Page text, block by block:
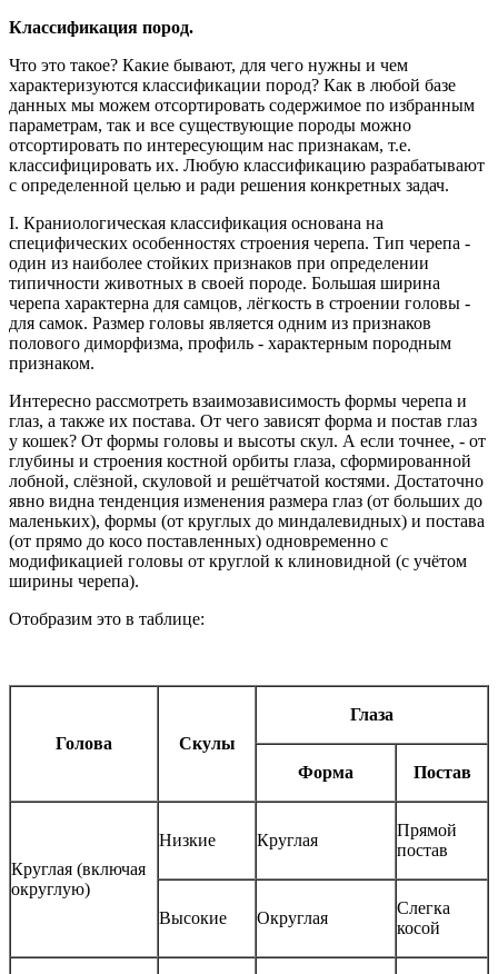
Классификация пород.
Что это такое? Какие бывают, для чего нужны и чем
характеризуются классификации пород? Как в любой базе
данных мы можем отсортировать содержимое по избранным
параметрам, так и все существующие породы можно
отсортировать по интересующим нас признакам, т.е.
классифицировать их. Любую классификацию разрабатывают
с определенной целью и ради решения конкретных задач.
I. Краниологическая классификация основана на
специфических особенностях строения черепа. Тип черепа -
один из наиболее стойких признаков при определении
типичности животных в своей породе. Большая ширина
черепа характерна для самцов, лёгкость в строении головы -
для самок. Размер головы является одним из признаков
полового диморфизма, профиль - характерным породным
признаком.
Интересно рассмотреть взаимозависимость формы черепа и
глаз, а также их постава. От чего зависят форма и постав глаз
у кошек? От формы головы и высоты скул. А если точнее, - от
глубины и строения костной орбиты глаза, сформированной
лобной, слёзной, скуловой и решётчатой костями. Достаточно
явно видна тенденция изменения размера глаз (от больших до
маленьких), формы (от круглых до миндалевидных) и постава
(от прямо до косо поставленных) одновременно с
модификацией головы от круглой к клиновидной (с учётом
ширины черепа).
Отобразим это в таблице:
Голова Скулы
Глаза
Форма Постав
Круглая (включая
округлую)
Низкие Круглая
Прямой
постав
Высокие Округлая
Слегка
косой